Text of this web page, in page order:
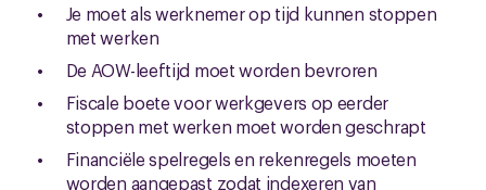
Je moet als werknemer op tijd kunnen stoppen
met werken
De AOW-leeftijd moet worden bevroren
Fiscale boete voor werkgevers op eerder
stoppen met werken moet worden geschrapt
Financiële spelregels en rekenregels moeten
worden aangepast zodat indexeren van